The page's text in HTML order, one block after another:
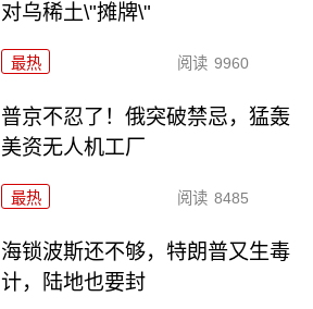
对乌稀土\"摊牌\"
最热 阅读 9960
普京不忍了！俄突破禁忌，猛轰
美资无人机工厂
最热 阅读 8485
海锁波斯还不够，特朗普又生毒
计，陆地也要封